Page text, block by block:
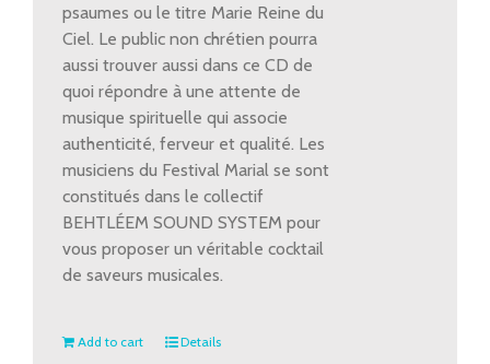
psaumes ou le titre Marie Reine du
Ciel. Le public non chrétien pourra
aussi trouver aussi dans ce CD de
quoi répondre à une attente de
musique spirituelle qui associe
authenticité, ferveur et qualité. Les
musiciens du Festival Marial se sont
constitués dans le collectif
BEHTLÉEM SOUND SYSTEM pour
vous proposer un véritable cocktail
de saveurs musicales.
Add to cart Details